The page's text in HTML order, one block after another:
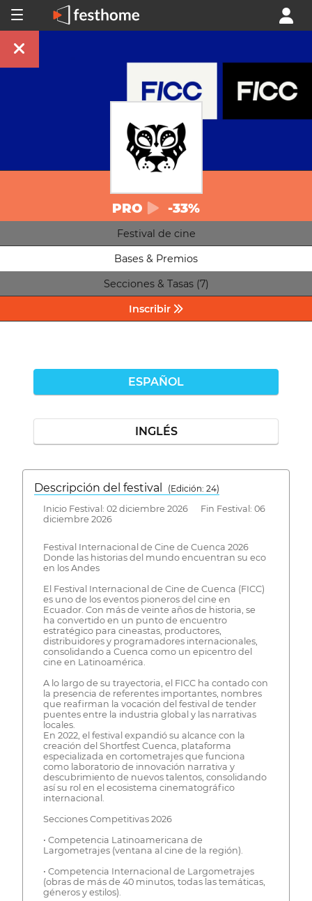
PRO -33%
Festival de cine
Bases & Premios
Secciones & Tasas (7)
Inscribir
ESPAÑOL
INGLÉS
Descripción del festival
( Edición: 24)
Inicio Festival: 02 diciembre 2026 Fin Festival: 06
diciembre 2026
Festival Internacional de Cine de Cuenca 2026
Donde las historias del mundo encuentran su eco
en los Andes
El Festival Internacional de Cine de Cuenca (FICC)
es uno de los eventos pioneros del cine en
Ecuador. Con más de veinte años de historia, se
ha convertido en un punto de encuentro
estratégico para cineastas, productores,
distribuidores y programadores internacionales,
consolidando a Cuenca como un epicentro del
cine en Latinoamérica.
A lo largo de su trayectoria, el FICC ha contado con
la presencia de referentes importantes, nombres
que reafirman la vocación del festival de tender
puentes entre la industria global y las narrativas
locales.
En 2022, el festival expandió su alcance con la
creación del Shortfest Cuenca, plataforma
especializada en cortometrajes que funciona
como laboratorio de innovación narrativa y
descubrimiento de nuevos talentos, consolidando
así su rol en el ecosistema cinematográfico
internacional.
Secciones Competitivas 2026
• Competencia Latinoamericana de
Largometrajes (ventana al cine de la región).
• Competencia Internacional de Largometrajes
(obras de más de 40 minutos, todas las temáticas,
géneros y estilos).